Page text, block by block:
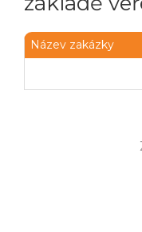
Název zakázky
Veřejné zakázky